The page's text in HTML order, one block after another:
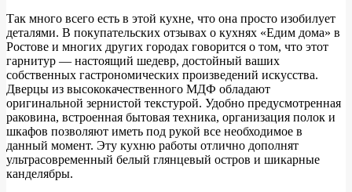
Так много всего есть в этой кухне, что она просто изобилует
деталями. В покупательских отзывах о кухнях «Едим дома» в
Ростове и многих других городах говорится о том, что этот
гарнитур — настоящий шедевр, достойный ваших
собственных гастрономических произведений искусства.
Дверцы из высококачественного МДФ обладают
оригинальной зернистой текстурой. Удобно предусмотренная
раковина, встроенная бытовая техника, организация полок и
шкафов позволяют иметь под рукой все необходимое в
данный момент. Эту кухню работы отлично дополнят
ультрасовременный белый глянцевый остров и шикарные
канделябры.